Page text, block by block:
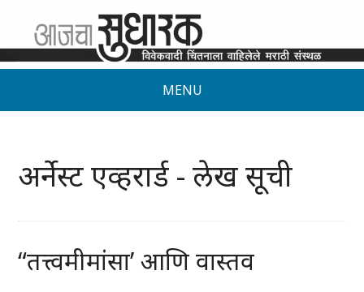
MENU
अर्नेस्ट एव्हरार्ड - लेख सूची
“तत्त्वमीमांसा’ आणि वास्तव